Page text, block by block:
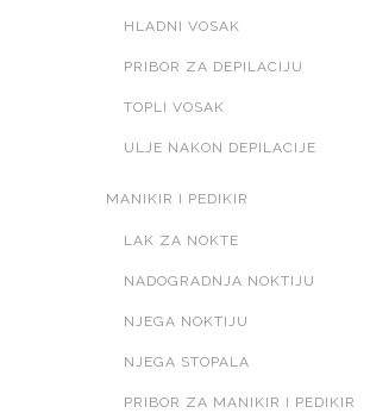
HLADNI VOSAK
PRIBOR ZA DEPILACIJU
TOPLI VOSAK
ULJE NAKON DEPILACIJE
MANIKIR I PEDIKIR
LAK ZA NOKTE
NADOGRADNJA NOKTIJU
NJEGA NOKTIJU
NJEGA STOPALA
PRIBOR ZA MANIKIR I PEDIKIR